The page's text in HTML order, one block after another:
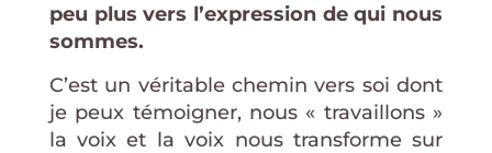
peu plus vers l’expression de qui nous
sommes.
C’est un véritable chemin vers soi dont
je peux témoigner, nous « travaillons »
la voix et la voix nous transforme sur